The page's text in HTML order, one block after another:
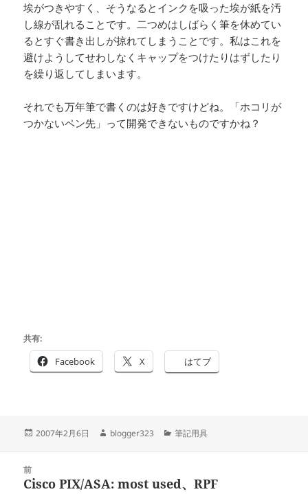
埃がつきやすく、そうなるとインクを吸った埃が紙を汚
し線が乱れることです。二つめはしばらく筆を休めてい
るとすぐ書き出しが掠れてしまうことです。私はこれを
避けようしてせわしなくキャップをつけたりはずしたり
を繰り返してしまいます。
それでも万年筆で書くのは好きですけどね。「ホコリが
つかないペン先」って開発できないものですかね？
共有:
Facebook X はてブ
投
2007年2月6日
作
blogger323
カ
ー
筆記用具
前
前
Cisco PIX/ASA: most used、RPF